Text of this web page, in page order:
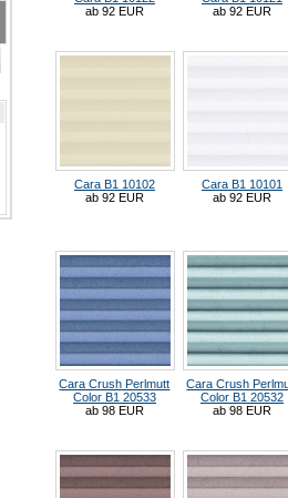
ab 92 EUR
ab 92 EUR
Cara B1 10102
ab 92 EUR
Cara B1 10101
ab 92 EUR
Cara Crush Perlmutt
Color B1 20533
ab 98 EUR
Cara Crush
Color B1 20532
ab 98 EUR